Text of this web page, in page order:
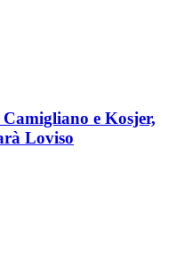
e Kosjer,
Loviso